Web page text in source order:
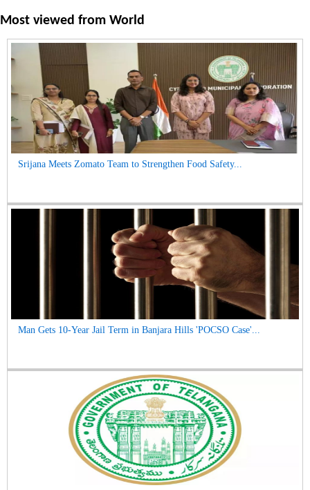
Most viewed from World
Srijana Meets Zomato Team to Strengthen Food Safety...
Man Gets 10-Year Jail Term in Banjara Hills 'POCSO Case'...